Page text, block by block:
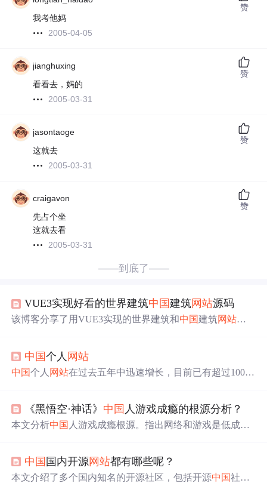
我考他妈
2005-04-05
赞
jianghuxing
看看去，妈的
2005-03-31
赞
jasontaoge
这就去
2005-03-31
赞
craigavon
先占个坐
这就去看
2005-03-31
赞
——到底了——
VUE3实现好看的世界建筑中国建筑网站源码
该博客分享了用VUE3实现的世界建筑和中国建筑网站源
整、规范，上手简单，可直接运行，还能预览效果。
中国个人 网站
中国个人 网站在过去五年中迅速增长，目前已有超过100万
面。《黑悟空·神话》 中国 人游戏成瘾的根源分析？
本文分析中国 人游戏成瘾根源。指出网络和游戏是低成本
pp设计旨在增加用户时长，教育App多失败，手机适合利
用碎片时间娱乐。
中国 国内开源网站都有哪些呢？
本文介绍了多个国内知名的开源社区，包括开源中国社